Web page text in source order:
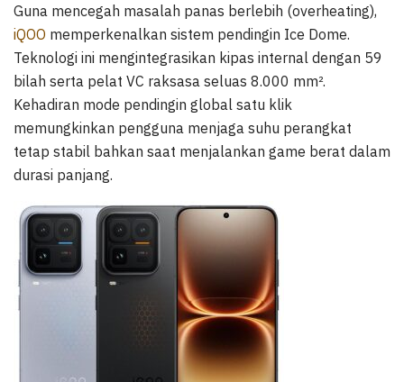
Guna mencegah masalah panas berlebih (overheating),
iQOO memperkenalkan sistem pendingin Ice Dome.
Teknologi ini mengintegrasikan kipas internal dengan 59
bilah serta pelat VC raksasa seluas 8.000 mm².
Kehadiran mode pendingin global satu klik
memungkinkan pengguna menjaga suhu perangkat
tetap stabil bahkan saat menjalankan game berat dalam
durasi panjang.